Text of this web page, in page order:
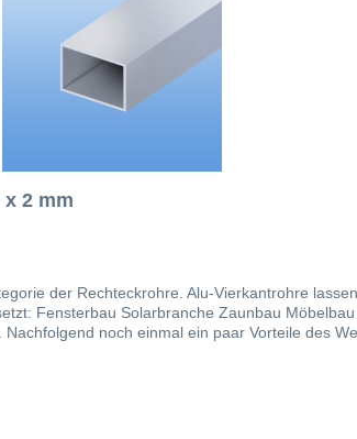
2 mm
der Rechteckrohre. Alu-Vierkantrohre
ein paar Vorteile des Werkstoffes Aluminium: einfach zu